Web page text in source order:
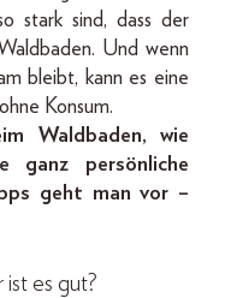
stark sind, dass der
Und wenn
bleibt, kann es eine
Konsum.
Waldbaden, wie
ganz persönliche
geht man vor –
es gut?